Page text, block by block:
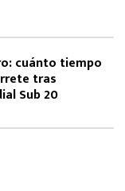
cuánto tiempo
tras
Sub 20